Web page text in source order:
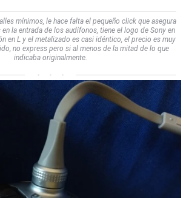
mínimos, le hace falta el pequeño click que asegura
la entrada de los audífonos, tiene el logo de Sony en
en L y el metalizado es casi idéntico, el precio es muy
no express pero si al menos de la mitad de lo que
indicaba originalmente.